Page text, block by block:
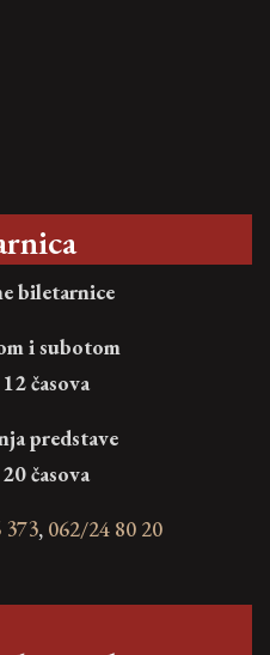
biletarnice
i subotom
časova
predstave
časova
373, 062/24 80 20